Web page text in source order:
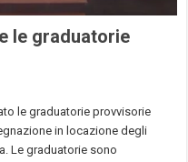
le graduatorie
le graduatorie provvisorie
in locazione degli
Le graduatorie sono